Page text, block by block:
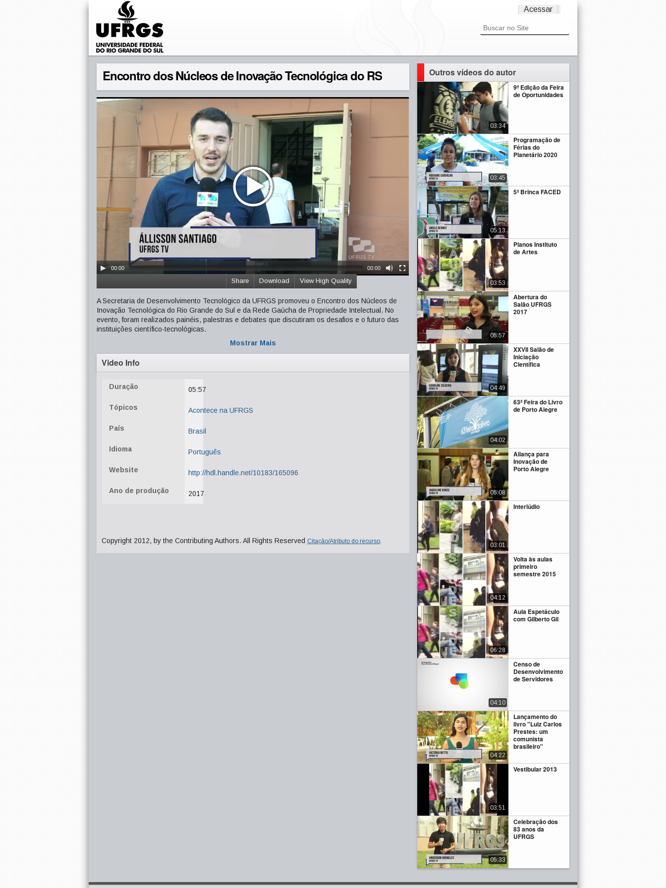
Acessar
Encontro dos Núcleos de Inovação Tecnológica do RS
00:00 00:00
View High Quality
Download
Share
A Secretaria de Desenvolvimento Tecnológico da UFRGS promoveu o Encontro dos Núcleos de
Inovação Tecnológica do Rio Grande do Sul e da Rede Gaúcha de Propriedade Intelectual. No
evento, foram realizados painéis, palestras e debates que discutiram os desafios e o futuro das
instituições científico-tecnológicas.
Mostrar Mais
Video Info
Duração 05:57
Tópicos Acontece na UFRGS
País Brasil
Idioma Português
Website http://hdl.handle.net/10183/165096
Ano de produção 2017
Copyright 2012, by the Contributing Authors. All Rights Reserved Citação/Atributo do recurso.
Outros vídeos do autor
9ª Edição da Feira
de Oportunidades
03:34
Programação de
Férias do
Planetário 2020
03:45
5ª Brinca FACED
05:13
Pianos Instituto
de Artes
03:53
Abertura do
Salão UFRGS
2017
05:57
XXVII Salão de
Iniciação
Científica
04:49
63ª Feira do Livro
de Porto Alegre
04:02
Aliança para
Inovação de
Porto Alegre
05:08
Interlúdio
03:01
Volta às aulas
primeiro
semestre 2015
04:12
Aula Espetáculo
com Gilberto Gil
06:28
Censo de
Desenvolvimento
de Servidores
04:10
Lançamento do
livro "Luiz Carlos
Prestes: um
comunista
brasileiro"
04:22
Vestibular 2013
03:51
Celebração dos
83 anos da
UFRGS
05:33